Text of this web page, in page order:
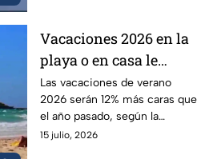
Vacaciones 2026 en la
playa o en casa le
costarán más caro a tu
cartera
Las vacaciones de verano
2026 serán 12% más caras que
el año pasado, según la
ANPEC; afecta el presupuesto
15 julio, 2026